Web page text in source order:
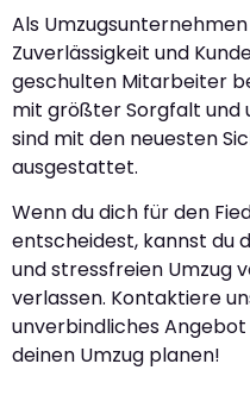
Als
Zuverlässigkeit und
geschulten Mitarbeiter
mit größter Sorgfalt und
sind mit den neuesten
ausgestattet.
Wenn du dich für den
entscheidest, kannst du
und stressfreien Umzug
verlassen. Kontaktiere
unverbindliches
deinen Umzug planen!